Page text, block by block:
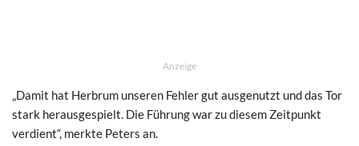
Anzeige
„Damit hat Herbrum unseren Fehler gut ausgenutzt und das Tor
stark herausgespielt. Die Führung war zu diesem Zeitpunkt
verdient“, merkte Peters an.